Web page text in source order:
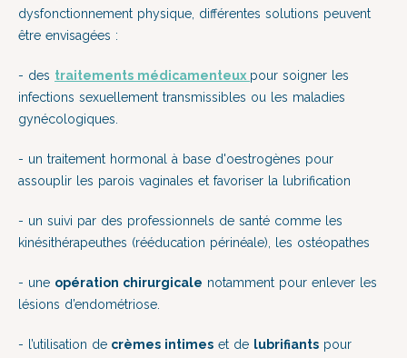
dysfonctionnement physique, différentes solutions peuvent
être envisagées :
- des traitements médicamenteux pour soigner les
infections sexuellement transmissibles ou les maladies
gynécologiques.
- un traitement hormonal à base d'oestrogènes pour
assouplir les parois vaginales et favoriser la lubrification
- un suivi par des professionnels de santé comme les
kinésithérapeuthes (rééducation périnéale), les ostéopathes
- une opération chirurgicale notamment pour enlever les
lésions d’endométriose.
- l’utilisation de crèmes intimes et de lubrifiants pour